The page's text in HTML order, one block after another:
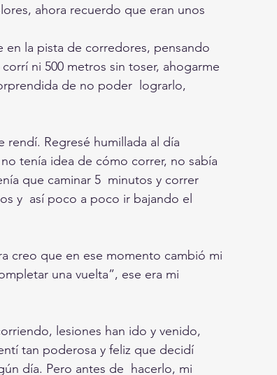
ahora recuerdo que eran unos
la pista de corredores, pensando
ni 500 metros sin toser, ahogarme
de no poder  lograrlo,
rendí. Regresé humillada al día
tenía idea de cómo correr, no sabía
que caminar 5  minutos y correr
y  así poco a poco ir bajando el
creo que en ese momento cambió mi
una vuelta”, ese era mi
lesiones han ido y venido,
tan poderosa y feliz que decidí
día. Pero antes de  hacerlo, mi